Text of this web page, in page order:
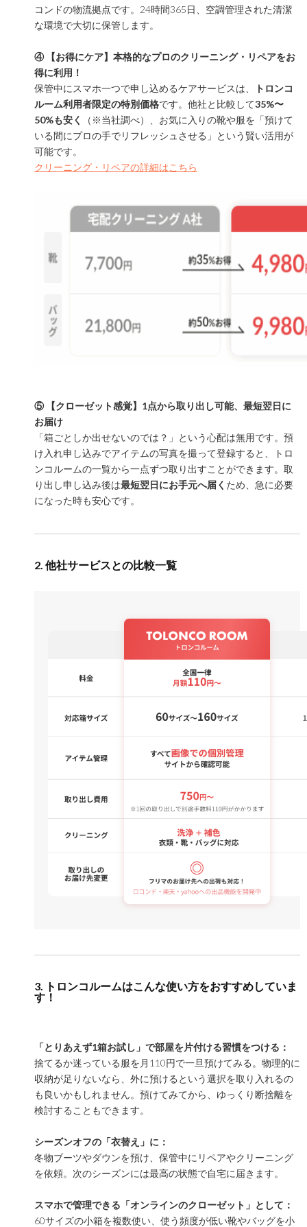
コンドの物流拠点です。24時間365日、空調管理された清潔
な環境で大切に保管します。
④ 【お得にケア】本格的なプロのクリーニング・リペアをお
得に利用！
保管中にスマホ一つで申し込めるケアサービスは、
トロンコ
ルーム利用者限定の特別価格です。他社と比較して35%〜
50%も安く
（※当社調べ）、お気に入りの靴や服を「預けて
いる間にプロの手でリフレッシュさせる」という賢い活用が
可能です。
クリーニング・リペアの詳細はこちら
⑤ 【クローゼット感覚】1点から取り出し可能、最短翌日に
お届け
「箱ごとしか出せないのでは？」という心配は無用です。預
け入れ申し込みでアイテムの写真を撮って登録すると、トロ
ンコルームの一覧から一点ずつ取り出すことができます。取
り出し申し込み後は最短翌日にお手元へ届く ため、急に必要
になった時も安心です。
2. 他社サービスとの比較一覧
3. トロンコルームはこんな使い方をおすすめしていま
す！
「とりあえず1箱お試し」で部屋を片付ける習慣をつける：
捨てるか迷っている服を月110円で一旦預けてみる。物理的に
収納が足りないなら、外に預けるという選択を取り入れるの
も良いかもしれません。預けてみてから、ゆっくり断捨離を
検討することもできます。
シーズンオフの「衣替え」に：
冬物ブーツやダウンを預け、保管中にリペアやクリーニング
を依頼。次のシーズンには最高の状態で自宅に届きます。
スマホで管理できる「オンラインのクローゼット」として：
60サイズの小箱を複数使い、使う頻度が低い靴やバッグを小